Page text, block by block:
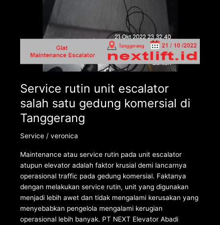
Service rutin unit escalator
salah satu gedung komersial di
Tanggerang
Service/ veronica
Maintenance atau service rutin pada unit escalator
atupun elevator adalah faktor krusial demi lancarnya
operasional traffic pada gedung komersial. Faktanya
dengan melakukan service rutin, unit yang digunakan
menjadi lebih awet dan tidak mengalami kerusakan yang
menyebabkan pengelola mengalami kerugian
operasional lebih banyak. PT NEXT Elevator Abadi